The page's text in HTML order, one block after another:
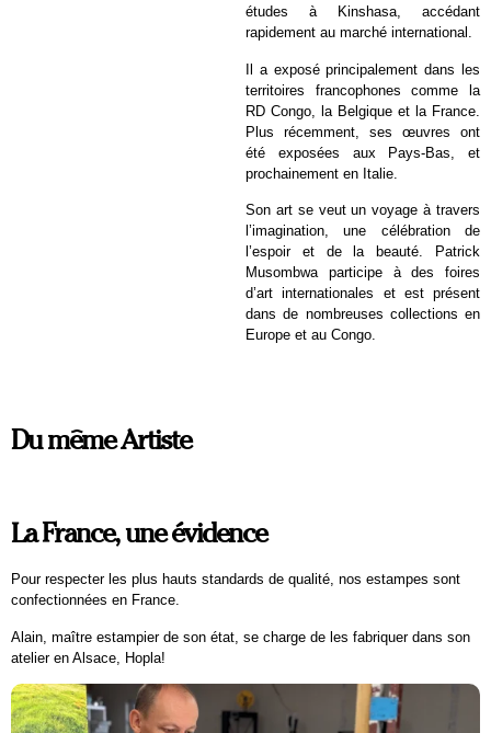
études à Kinshasa, accédant
rapidement au marché international.
Il a exposé principalement dans les
territoires francophones comme la
RD Congo, la Belgique et la France.
Plus récemment, ses œuvres ont
été exposées aux Pays-Bas, et
prochainement en Italie.
Son art se veut un voyage à travers
l’imagination, une célébration de
l’espoir et de la beauté. Patrick
Musombwa participe à des foires
d’art internationales et est présent
dans de nombreuses collections en
Europe et au Congo.
Du même Artiste
La France, une évidence
Pour respecter les plus hauts standards de qualité, nos estampes sont
confectionnées en France.
Alain, maître estampier de son état, se charge de les fabriquer dans son
atelier en Alsace, Hopla!